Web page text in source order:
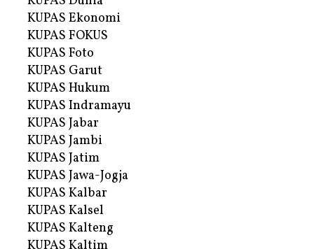
KUPAS Ekonomi
KUPAS FOKUS
KUPAS Foto
KUPAS Garut
KUPAS Hukum
KUPAS Indramayu
KUPAS Jabar
KUPAS Jambi
KUPAS Jatim
KUPAS Jawa-Jogja
KUPAS Kalbar
KUPAS Kalsel
KUPAS Kalteng